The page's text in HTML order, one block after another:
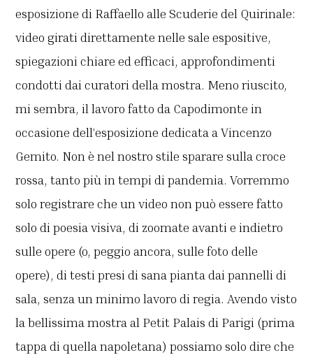
esposizione di Raffaello alle Scuderie del Quirinale:
video girati direttamente nelle sale espositive,
spiegazioni chiare ed efficaci, approfondimenti
condotti dai curatori della mostra. Meno riuscito,
mi sembra, il lavoro fatto da Capodimonte in
occasione dell’esposizione dedicata a Vincenzo
Gemito. Non è nel nostro stile sparare sulla croce
rossa, tanto più in tempi di pandemia. Vorremmo
solo registrare che un video non può essere fatto
solo di poesia visiva, di zoomate avanti e indietro
sulle opere (o, peggio ancora, sulle foto delle
opere), di testi presi di sana pianta dai pannelli di
sala, senza un minimo lavoro di regia. Avendo visto
la bellissima mostra al Petit Palais di Parigi (prima
tappa di quella napoletana) possiamo solo dire che